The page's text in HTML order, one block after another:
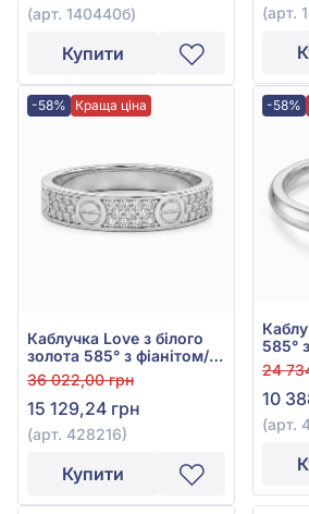
(арт. 140440б)
Купити
(арт.
-58% Краща ціна
Каблучка Love з білого
золота 585° з фіанітом/
куб.цирконієм, арт.
428216
36 022,00 грн
15 129,24 грн
(арт. 428216)
Купити
-58%
585°
24
10
(арт.